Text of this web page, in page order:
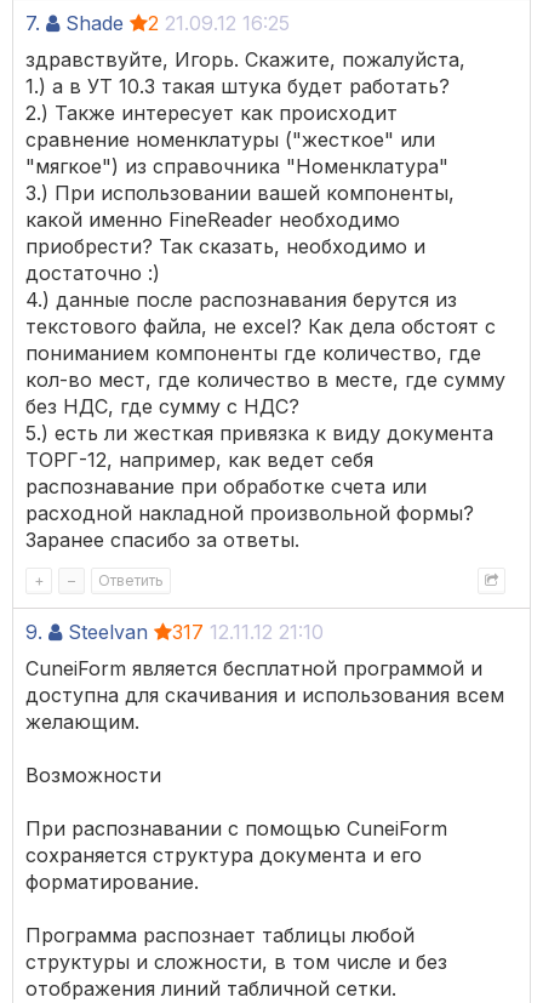
7. Shade 2 21.09.12 16:25
здравствуйте, Игорь. Скажите, пожалуйста,
1.) а в УТ 10.3 такая штука будет работать?
2.) Также интересует как происходит
сравнение номенклатуры ("жесткое" или
"мягкое") из справочника "Номенклатура"
3.) При использовании вашей компоненты,
какой именно FineReader необходимо
приобрести? Так сказать, необходимо и
достаточно :)
4.) данные после распознавания берутся из
текстового файла, не excel? Как дела обстоят с
пониманием компоненты где количество, где
кол-во мест, где количество в месте, где сумму
без НДС, где сумму с НДС?
5.) есть ли жесткая привязка к виду документа
ТОРГ-12, например, как ведет себя
распознавание при обработке счета или
расходной накладной произвольной формы?
Заранее спасибо за ответы.
+ – Ответить
9. Steelvan 317 12.11.12 21:10
CuneiForm является бесплатной программой и
доступна для скачивания и использования всем
желающим.
Возможности
При распознавании с помощью CuneiForm
сохраняется структура документа и его
форматирование.
Программа распознает таблицы любой
структуры и сложности, в том числе и без
отображения линий табличной сетки.